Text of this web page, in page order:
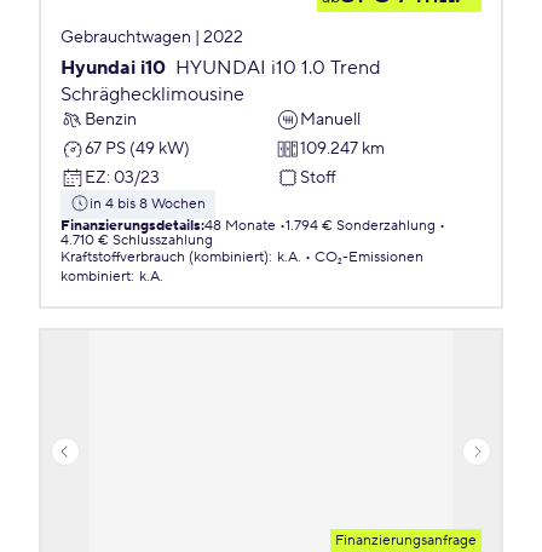
Gebrauchtwagen | 2022
Hyundai i10 HYUNDAI i10 1.0 Trend
Schräghecklimousine
Benzin
Manuell
67 PS (49 kW)
109.247 km
EZ: 03/23 Stoff
in 4 bis 8 Wochen
Finanzierungsdetails:48 Monate 1.794 € Sonderzahlung
4.710 € Schlusszahlung
Kraftstoffverbrauch (kombiniert): k.A.
CO₂-Emissionen
kombiniert: k.A.
Finanzierungsanfrage